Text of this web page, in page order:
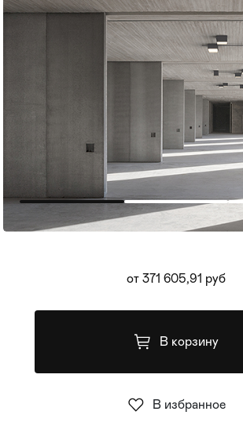
Стулья >
от 371 605,91 руб
В корзину
В избранное